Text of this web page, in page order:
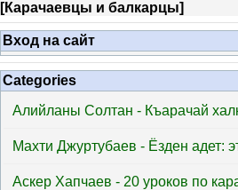
[Карачаевцы и балкарцы]
Вход на сайт
Categories
Алийланы Солтан - Къарачай
Махти Джуртубаев - Ёзден адет:
Аскер Хапчаев - 20 уроков по